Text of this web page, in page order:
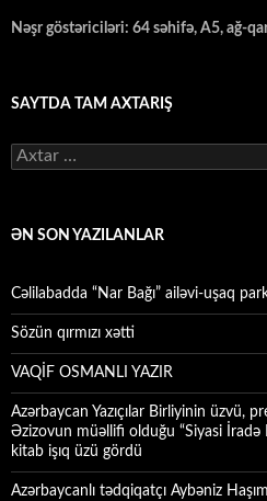
Nəşr göstəriciləri: 64 səhifə, A5, ağ-
SAYTDA TAM AXTARIŞ
Axtarış:
ƏN SON YAZILANLAR
Cəlilabadda “Nar Bağı” ailəvi-uşaq
Sözün qırmızı xətti
VAQİF OSMANLI YAZIR
Azərbaycan Yazıçılar Birliyinin üzvü,
Əzizovun müəllifi olduğu “Siyasi İradə
kitab işıq üzü gördü
Azərbaycanlı tədqiqatçı Aybəniz